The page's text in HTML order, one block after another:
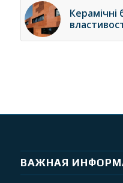
Керамічні
ВАЖНАЯ